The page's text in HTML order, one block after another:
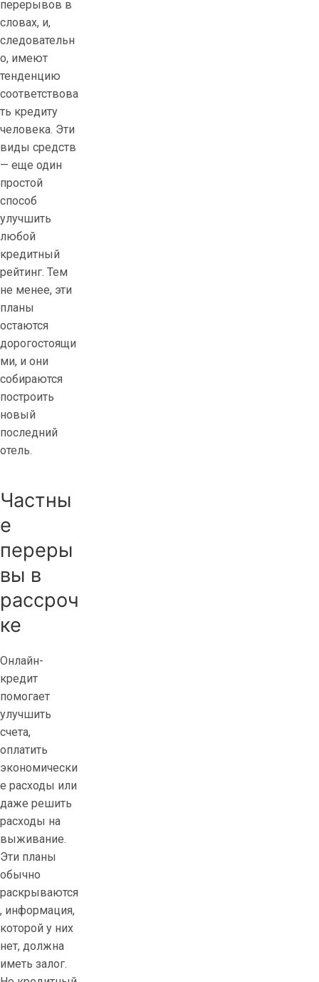
перерывов в
словах, и,
следовательн
о, имеют
тенденцию
соответствова
ть кредиту
человека. Эти
виды средств
— еще один
простой
способ
улучшить
любой
кредитный
рейтинг. Тем
не менее, эти
планы
остаются
дорогостоящи
ми, и они
собираются
построить
новый
последний
отель.
Частны
е
переры
вы в
рассроч
ке
Онлайн-
кредит
помогает
улучшить
счета,
оплатить
экономически
е расходы или
даже решить
расходы на
выживание.
Эти планы
обычно
раскрываются
, информация,
которой у них
нет, должна
иметь залог.